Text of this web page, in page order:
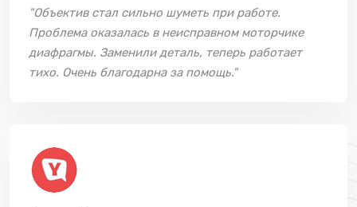
"Объектив стал сильно шуметь при работе.
Проблема оказалась в неисправном моторчике
диафрагмы. Заменили деталь, теперь работает
тихо. Очень благодарна за помощь."